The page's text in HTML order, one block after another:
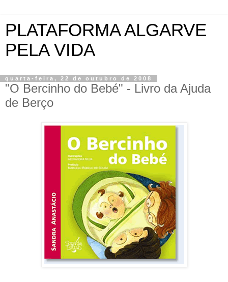
PLATAFORMA ALGARVE
PELA VIDA
quarta-feira, 22 de outubro de 2008
"O Bercinho do Bebé" - Livro da Ajuda
de Berço